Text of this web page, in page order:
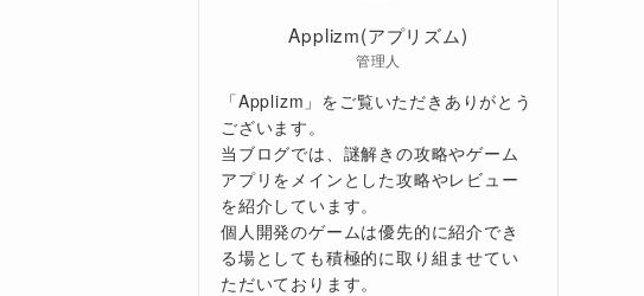
Applizm(アプリズム)
管理人
「Applizm」をご覧いただきありがとう
ございます。
当ブログでは、謎解きの攻略やゲーム
アプリをメインとした攻略やレビュー
を紹介しています。
個人開発のゲームは優先的に紹介でき
る場としても積極的に取り組ませてい
ただいております。